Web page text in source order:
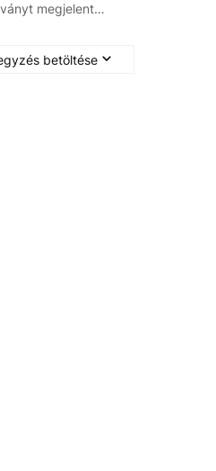
megjelent…
betöltése